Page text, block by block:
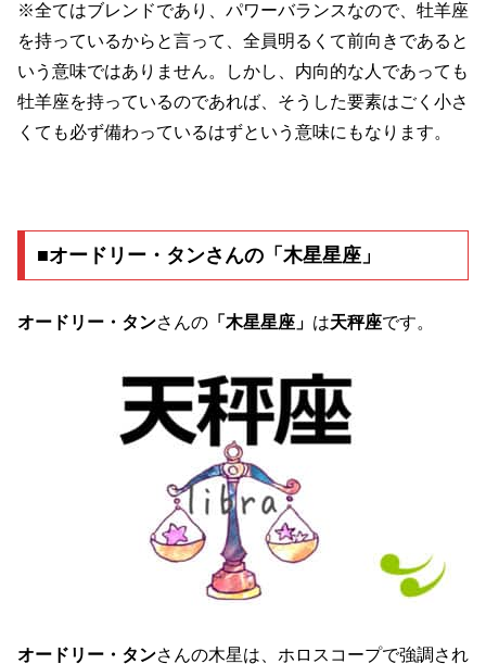
※全てはブレンドであり、パワーバランスなので、牡羊座
を持っているからと言って、全員明るくて前向きであると
いう意味ではありません。しかし、内向的な人であっても
牡羊座を持っているのであれば、そうした要素はごく小さ
くても必ず備わっているはずという意味にもなります。
■オードリー・タンさんの「木星星座」
オードリー・タンさんの 「木星星座」 は天秤座です。
オードリー・タンさんの木星は、ホロスコープで強調され